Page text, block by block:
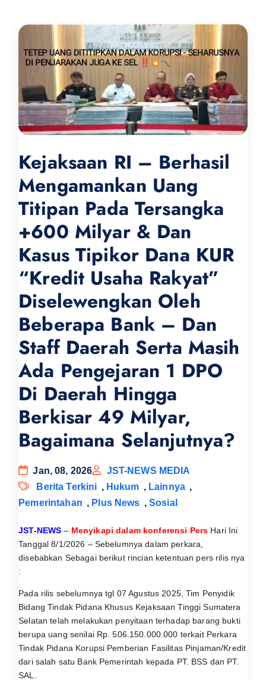
Kejaksaan RI – Berhasil
Mengamankan Uang
Titipan Pada Tersangka
+600 Milyar & Dan
Kasus Tipikor Dana KUR
“Kredit Usaha Rakyat”
Diselewengkan Oleh
Beberapa Bank – Dan
Staff Daerah Serta Masih
Ada Pengejaran 1 DPO
Di Daerah Hingga
Berkisar 49 Milyar,
Bagaimana Selanjutnya?
Jan, 08, 2026
JST-NEWS MEDIA
Berita Terkini , Hukum , Lainnya ,
Pemerintahan , Plus News , Sosial
JST-NEWS – Menyikapi dalam konferensi Pers Hari Ini
Tanggal 8/1/2026 – Sebelumnya dalam perkara,
disebabkan Sebagai berikut rincian ketentuan pers rilis nya
:
Pada rilis sebelumnya tgl 07 Agustus 2025, Tim Penyidik
Bidang Tindak Pidana Khusus Kejaksaan Tinggi Sumatera
Selatan telah melakukan penyitaan terhadap barang bukti
berupa uang senilai Rp. 506.150.000.000 terkait Perkara
Tindak Pidana Korupsi Pemberian Fasilitas Pinjaman/Kredit
dari salah satu Bank Pemerintah kepada PT. BSS dan PT.
SAL.